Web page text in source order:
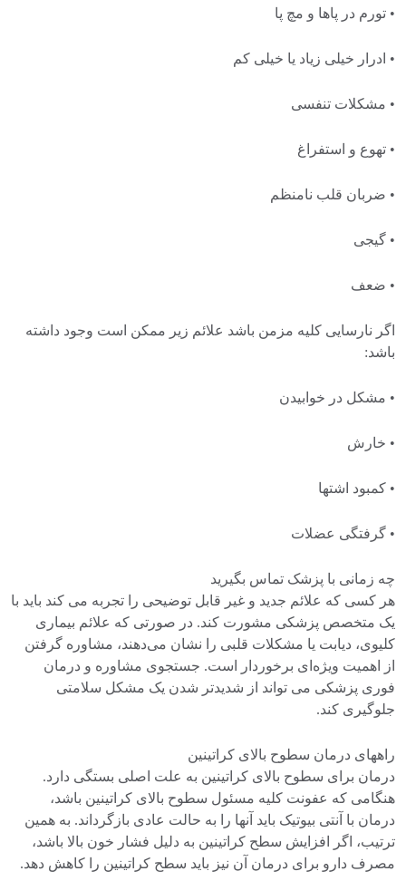
• تورم در پاها و مچ پا
• ادرار خیلی زیاد یا خیلی کم
• مشکلات تنفسی
• تهوع و استفراغ
• ضربان قلب نامنظم
• گیجی
• ضعف
اگر نارسایی کلیه مزمن باشد علائم زیر ممکن است وجود داشته
باشد:
• مشکل در خوابیدن
• خارش
• کمبود اشتها
• گرفتگی عضلات
چه زمانی با پزشک تماس بگیرید
هر کسی که علائم جدید و غیر قابل توضیحی را تجربه می کند باید با
یک متخصص پزشکی مشورت کند. در صورتی که علائم بیماری
کلیوی، دیابت یا مشکلات قلبی را نشان می‌دهند، مشاوره گرفتن
از اهمیت ویژه‌ای برخوردار است. جستجوی مشاوره و درمان
فوری پزشکی می تواند از شدیدتر شدن یک مشکل سلامتی
جلوگیری کند.
راههای درمان سطوح بالای کراتینین
درمان برای سطوح بالای کراتینین به علت اصلی بستگی دارد.
هنگامی که عفونت کلیه مسئول سطوح بالای کراتینین باشد،
درمان با آنتی بیوتیک باید آنها را به حالت عادی بازگرداند. به همین
ترتیب، اگر افزایش سطح کراتینین به دلیل فشار خون بالا باشد،
مصرف دارو برای درمان آن نیز باید سطح کراتینین را کاهش دهد.